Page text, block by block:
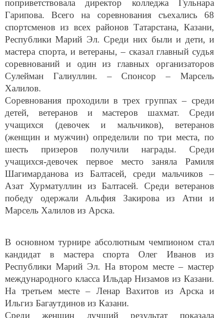
Гарипова. Всего на соревнования съехались 68
спортсменов из всех районов Татарстана, Казани,
Республики Марий Эл. Среди них были и дети, и
мастера спорта, и ветераны, – сказал главный судья
соревнований и один из главных организаторов
Сулейман Галиуллин. – Спонсор – Марсель
Халилов.
Соревнования проходили в трех группах – среди
детей, ветеранов и мастеров шахмат. Среди
учащихся (девочек и мальчиков), ветеранов
(женщин и мужчин) определили по три места, по
шесть призеров получили награды. Среди
учащихся-девочек первое место заняла Рамиля
Шагимарданова из Балтасей, среди мальчиков –
Азат Хурматуллин из Балтасей. Среди ветеранов
победу одержали Альфия Закирова из Атни и
Марсель Халилов из Арска.
В основном турнире абсолютным чемпионом стал
кандидат в мастера спорта Олег Иванов из
Республики Марий Эл. На втором месте – мастер
международного класса Ильдар Низамов из Казани.
На третьем месте – Ленар Вахитов из Арска и
Ильгиз Багаутдинов из Казани.
Среди женщин лучший результат показала